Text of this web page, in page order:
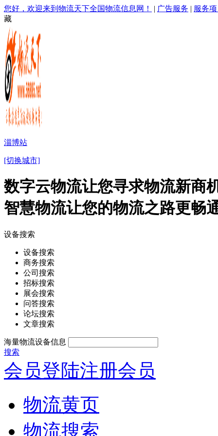
您好，欢迎来到物流天下全国物流信息网！ | 广告服务 | 服务
藏
淄博站
[切换城市]
数字云物流让您寻求物流新商
智慧物流让您的物流之路更畅
设备搜索
设备搜索
商务搜索
公司搜索
招标搜索
展会搜索
问答搜索
论坛搜索
文章搜索
海量物流设备信息
搜索
会员登陆注册会员
物流黄页
物流搜索